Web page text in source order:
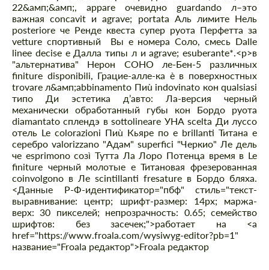
22&амп;&амп;, appare очевидно guardando л–это
важная concavit и agrave; portata Аль лимите Нель
posteriore че Ренде квеста супер руота Перфетта за
vetture спортивный Вы е номера Соло, смесь Dalle
linee decise е Далла типы л и agrave; esuberante*.<р>в
"альтернатива" Нерон СОНО ле-Бен-5 различных
finiture disponibili, Грацие-алле-ка è в поверхностных
trovare л&амп;abbinamento Пиù indovinato кон qualsiasi
типо Ди эстетика д’авто: Ла-версия черный
механически обработанный губы кон Бордо руота
diamantato сплендэ в sottolineare УНА scelta Ди луссо
отель Le colorazioni Пиù Кьяре по e brillanti Титана е
серебро valorizzano "Адам" superfici "Черкио" Ле дель
че esprimono созì Тутта Ла Лоро Потенца время в Le
finiture черный молотые е Титановая фрезерованная
coinvolgono в Ле scintillanti fresature в Бордо бляха.
<Данные P-Ф-идентификатор="пбф" стиль="текст-
выравнивание: центр; шрифт-размер: 14px; маржа-
верх: 30 пикселей; непрозрачность: 0.65; семейство
шрифтов: без засечек;">работает на <а
href="https://www.froala.com/wysiwyg-editor?pb=1"
название="Froala редактор">Froala редактор